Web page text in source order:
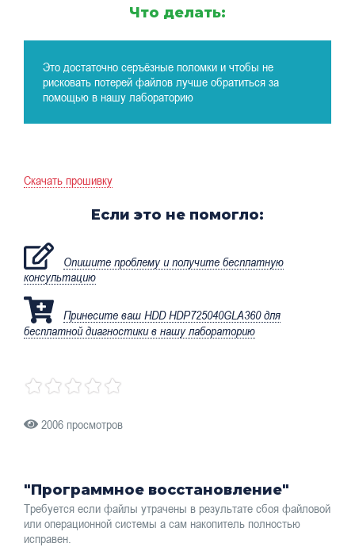
Что делать:
Это достаточно серъёзные поломки и чтобы не
рисковать потерей файлов лучше обратиться за
помощью в нашу лабораторию
Скачать прошивку
Если это не помогло:
Опишите проблему и получите бесплатную
консультацию
Принесите ваш HDD HDP725040GLA360 для
бесплатной диагностики в нашу лабораторию
2006 просмотров
"Программное восстановление"
Требуется если файлы утрачены в результате сбоя файловой
или операционной системы а сам накопитель полностью
исправен.